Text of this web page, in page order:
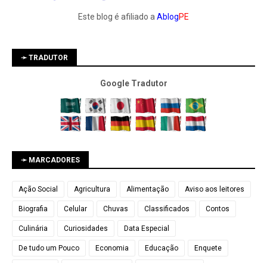
Este blog é afiliado aAblogPE
➛ TRADUTOR
Google Tradutor
➛ MARCADORES
Ação Social Agricultura Alimentação Aviso aos leitores
Biografia Celular Chuvas Classificados Contos
Culinária Curiosidades Data Especial
De tudo um Pouco Economia Educação Enquete